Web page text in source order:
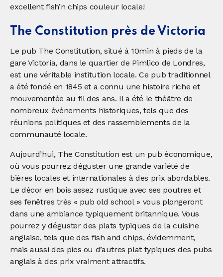
excellent fish’n chips couleur locale!
The Constitution près de Victoria
Le pub The Constitution, situé à 10min à pieds de la
gare Victoria, dans le quartier de Pimlico de Londres,
est une véritable institution locale. Ce pub traditionnel
a été fondé en 1845 et a connu une histoire riche et
mouvementée au fil des ans. Il a été le théâtre de
nombreux événements historiques, tels que des
réunions politiques et des rassemblements de la
communauté locale.
Aujourd’hui, The Constitution est un pub économique,
où vous pourrez déguster une grande variété de
bières locales et internationales à des prix abordables.
Le décor en bois assez rustique avec ses poutres et
ses fenêtres très « pub old school » vous plongeront
dans une ambiance typiquement britannique. Vous
pourrez y déguster des plats typiques de la cuisine
anglaise, tels que des fish and chips, évidemment,
mais aussi des pies ou d’autres plat typiques des pubs
anglais à des prix vraiment attractifs.